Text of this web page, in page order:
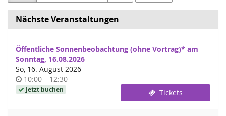
Nächste Veranstaltungen
Öffentliche Sonnenbeobachtung (ohne Vortrag)* am
Sonntag, 16.08.2026
So, 16. August 2026
Uhrzeit
10:00 –bis
12:30
Jetzt buchen Tickets